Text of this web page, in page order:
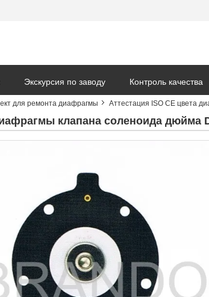
Экскурсия по заводу Контроль качества
компании
для ремонта диафрагмы Аттестация ISO CE цвета
клапана соленоида дюйма